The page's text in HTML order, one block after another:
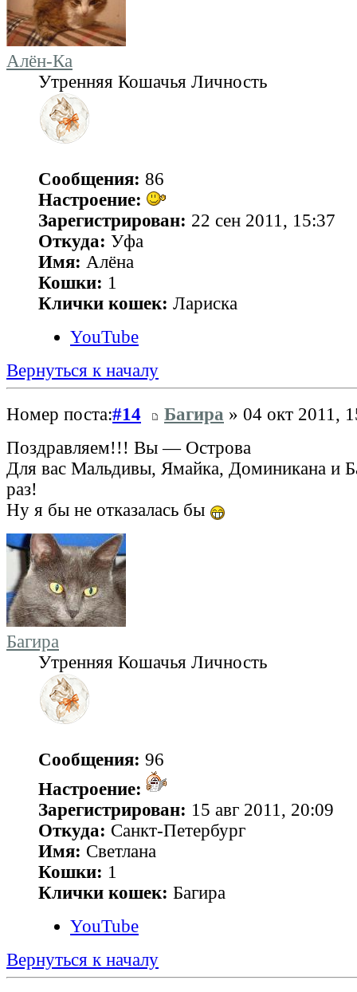
Алён-Ка
Утренняя Кошачья Личность
Сообщения: 86
Настроение:
Зарегистрирован: 22 сен 2011, 15:37
Откуда: Уфа
Имя: Алёна
Кошки: 1
Клички кошек: Лариска
YouTube
Вернуться к началу
Номер поста:#14 Багира » 04 окт 2011,
Поздравляем!!! Вы — Острова
Для вас Мальдивы, Ямайка, Доминикана и
раз!
Ну я бы не отказалась бы
Багира
Утренняя Кошачья Личность
Сообщения: 96
Настроение:
Зарегистрирован: 15 авг 2011, 20:09
Откуда: Санкт-Петербург
Имя: Светлана
Кошки: 1
Клички кошек: Багира
YouTube
Вернуться к началу